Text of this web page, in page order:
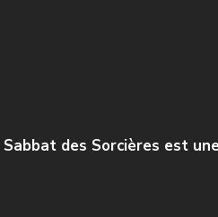
Sabbat des Sorcières est une